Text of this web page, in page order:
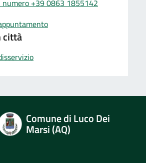
numero +39 0863 1855142
città
Comune di Luco Dei
Marsi (AQ)